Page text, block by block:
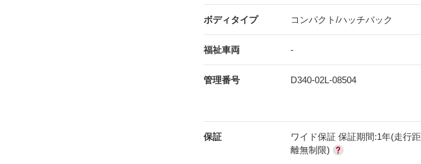
ボディタイプ コンパクト/ハッチバック
福祉車両 -
管理番号 D340-02L-08504
保証
ワイド保証 保証期間:1年(走行距
離無制限)